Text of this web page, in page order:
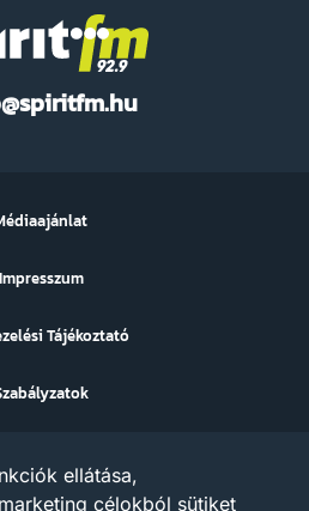
szövegek, grafikák, képek,
Impresszum
Tájékoztató
ellátása,
célokból sütiket